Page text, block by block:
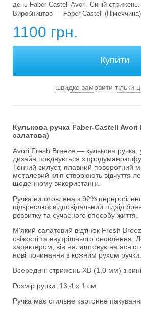
день Faber-Castell Avori. Синій
Виробництво — Faber Castell
1100 грн.
швидко замовити тільки
Кулькова ручка Faber-Castell
салатова)
Avori Fresh Breeze — кулькова ручка,
дизайн поєднується з продуманою
Тонкий силует, плавний поворотний
металевий кліп створюють відчуття
щоденному використанні.
Ручка виготовлена з 92%
підкреслює відповідальний підхід
розвитку та сучасного способу життя.
М’який салатовий відтінок Fresh
свіжості та внутрішнього оновлення.
характером, він налаштовує на
нові починання з кожним рухом ручки.
Всередині стрижень XB (1,0 мм) з
Розмір ручки: 13,4 х 1 см.
Ручка має стильне картонне